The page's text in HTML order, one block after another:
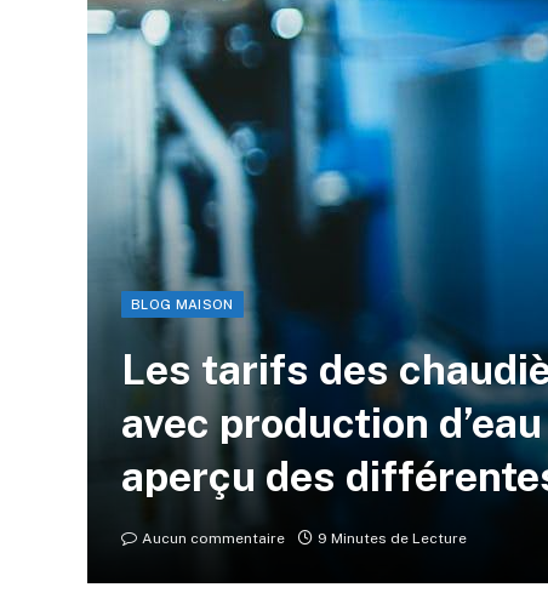
BLOG MAISON
Les tarifs des
avec production
aperçu des
Aucun commentaire 9 Minutes de Lecture